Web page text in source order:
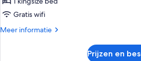
(Palace
laden
Gratis wifi
Meer informatie
Meer
Prijzen en